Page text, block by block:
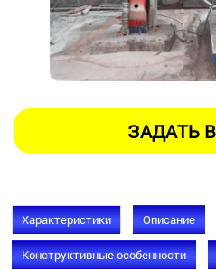
Характеристики Описание
Конструктивные особенности